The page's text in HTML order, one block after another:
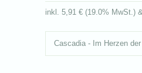
inkl.5,91 € (19.0% MwSt.)